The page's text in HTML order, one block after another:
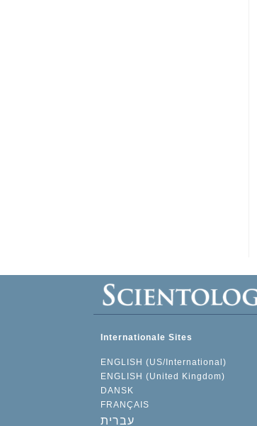
Internationale Sites
ENGLISH (US/International)
ENGLISH (United Kingdom)
DANSK
FRANÇAIS
עברית